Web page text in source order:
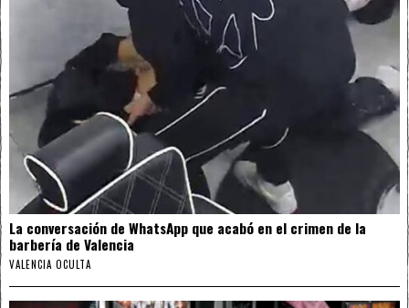
La conversación de WhatsApp que acabó en el crimen de la
barbería de Valencia
VALENCIA OCULTA